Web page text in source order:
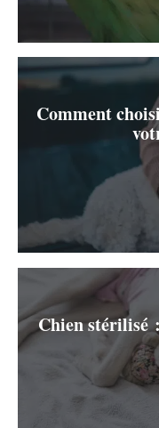
Comment
Chien stérilisé